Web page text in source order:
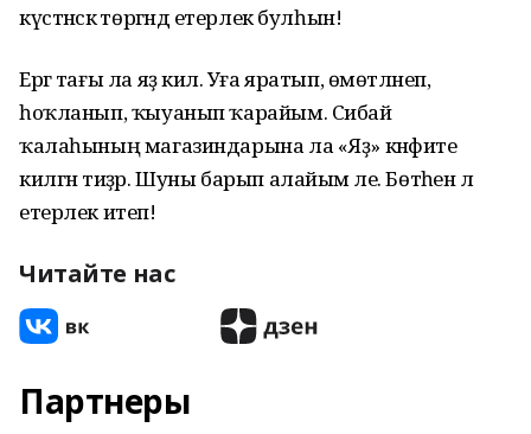
күстәнәскә төргәндә етерлек булһын!
Ергә тағы ла яҙ килә. Уға яратып, өмөтләнеп,
һоҡланып, ҡыуанып ҡарайым. Сибай
ҡалаһының магазиндарына ла «Яҙ» кәнфите
килгән тиҙәр. Шуны барып алайым әле. Бөтәһенә лә
етерлек итеп!
Читайте нас
Партнеры